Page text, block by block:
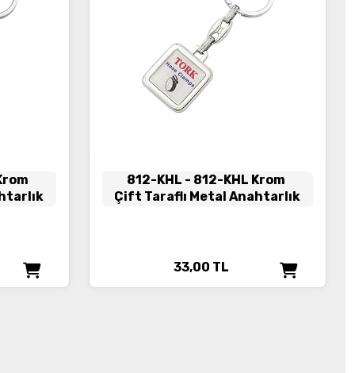
812-KHL - 812-KHL Krom
Çift Taraflı Metal Anahtarlık
33,00 TL